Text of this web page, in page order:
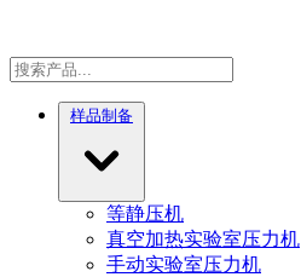
样品制备
等静压机
真空加热实验室压力机
手动实验室压力机